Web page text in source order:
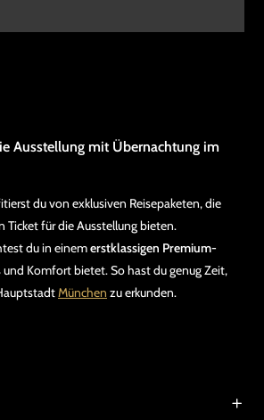
Ausstellung mit Übernachtung im
du von exklusiven Reisepaketen, die
Ticket für die Ausstellung bieten.
du in einemerstklassigen Premium-
und Komfort bietet. So hast du genug Zeit,
München zu erkunden.